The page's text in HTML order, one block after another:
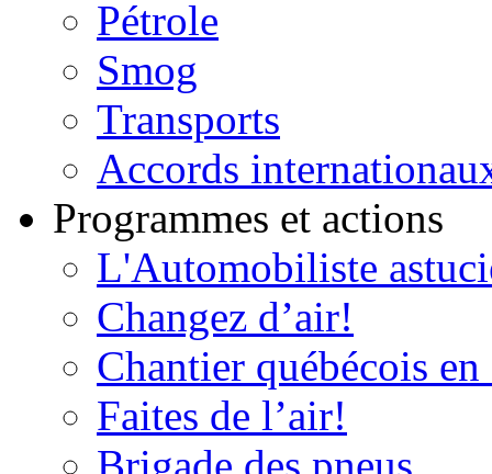
Pétrole
Smog
Transports
Accords
Programmes et actions
L'Automobiliste
Changez d’air!
Chantier québécois
Faites de l’air!
Brigade des pneus